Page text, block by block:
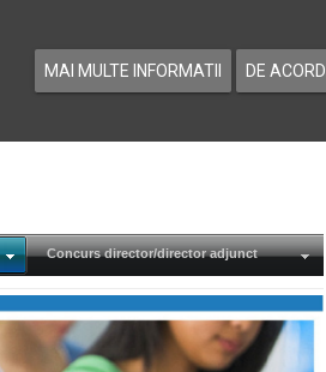
MAI MULTE INFORMATII DE ACORD
Concurs director/director adjunct